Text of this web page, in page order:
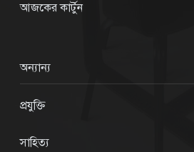
আজকের কার্টুন
অন্যান্য
প্রযুক্তি
সাহিত্য